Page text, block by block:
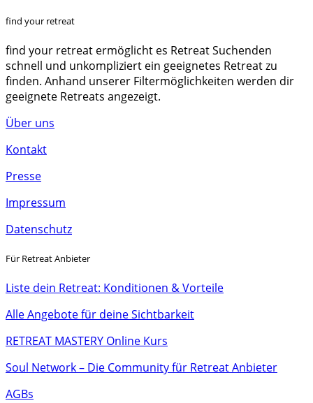
find your retreat
find your retreat ermöglicht es Retreat Suchenden
schnell und unkompliziert ein geeignetes Retreat zu
finden. Anhand unserer Filtermöglichkeiten werden dir
geeignete Retreats angezeigt.
Über uns
Kontakt
Presse
Impressum
Datenschutz
Für Retreat Anbieter
Liste dein Retreat: Konditionen & Vorteile
Alle Angebote für deine Sichtbarkeit
RETREAT MASTERY Online Kurs
Soul Network – Die Community für Retreat Anbieter
AGBs